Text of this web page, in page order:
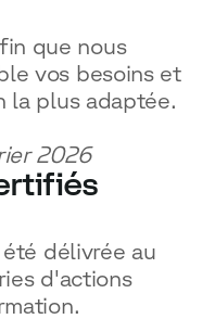
que nous
vos besoins et
la plus adaptée.
2026
délivrée au
d'actions